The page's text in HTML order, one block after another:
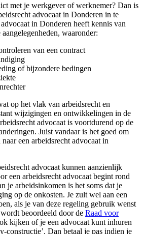
met je werkgever of werknemer? Dan is
advocaat in Donderen in te
in Donderen heeft kennis van
waaronder:
van een contract
of bijzondere bedingen
op het vlak van arbeidsrecht en
wijzigingen en ontwikkelingen in de
advocaat is voortdurend op de
Juist vandaar is het goed om
een arbeidsrecht advocaat in
advocaat kunnen aanzienlijk
een arbeidsrecht advocaat begint rond
je arbeidsinkomen is het soms dat je
op de onkosten. Je zult wel aan een
als je van deze regeling gebruik wenst
beoordeeld door de Raad voor
kijken of je een advocaat kunt inhuren
constructie’. Dan betaal je pas indien je